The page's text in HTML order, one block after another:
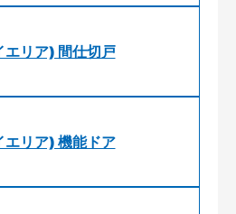
リア) 間仕切戸
リア) 機能ドア